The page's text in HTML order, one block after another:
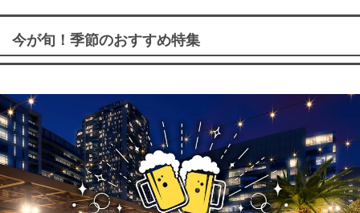
今が旬！季節のおすすめ特集